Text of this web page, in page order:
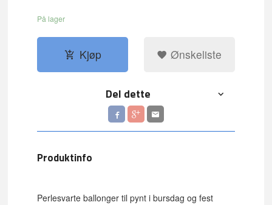
På lager
Kjøp Ønskeliste
Del dette
Produktinfo
Perlesvarte ballonger til pynt i bursdag og fest